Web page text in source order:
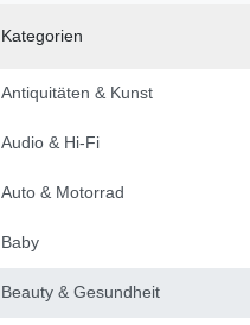
Kategorien
Antiquitäten & Kunst
Audio & Hi-Fi
Auto & Motorrad
Baby
Beauty & Gesundheit